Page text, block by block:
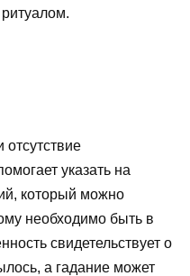
указать на
который можно
необходимо быть в
свидетельствует о
а гадание может